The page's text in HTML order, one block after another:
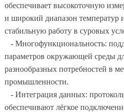
обеспечивает высокоточную
и широкий диапазон температур
стабильную работу в суровых
- Многофункциональность:
параметров окружающей среды
разнообразных потребностей в
промышленности.
- Интеграция данных:
обеспечивают лёгкое